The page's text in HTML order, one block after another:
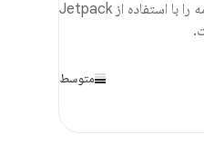
AppWidgets مجموعه‌ای از نمونه‌ها است که نحوه ساخت ویجت‌های برنامه را با استفاده از Jetpack
متوسط